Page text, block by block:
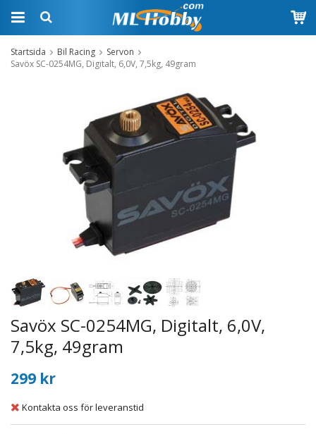
Startsida Bil Racing
Servon
Savöx SC-0254MG, Digitalt, 6,0V, 7,5kg, 49gram
Savöx SC-0254MG, Digitalt, 6,0V,
7,5kg, 49gram
299 kr
Kontakta oss för leveranstid